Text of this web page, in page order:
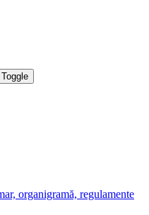
organigramă, regulamente